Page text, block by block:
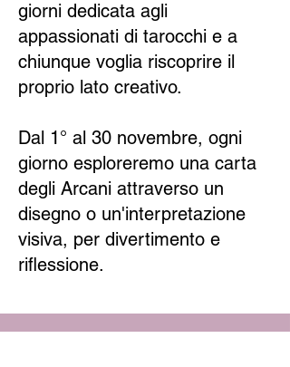
giorni dedicata agli
appassionati di tarocchi e a
chiunque voglia riscoprire il
proprio lato creativo.
Dal 1° al 30 novembre, ogni
giorno esploreremo una carta
degli Arcani attraverso un
disegno o un'interpretazione
visiva, per divertimento e
riflessione.